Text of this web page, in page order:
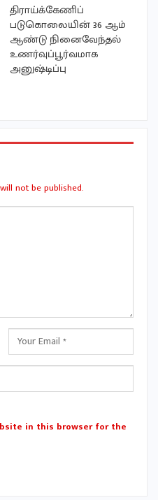
திராய்க்கேணிப்
படுகொலையின் 36 ஆம்
ஆண்டு நினைவேந்தல்
உணர்வுப்பூர்வமாக
அனுஷ்டிப்பு
not be published.
in this browser for the